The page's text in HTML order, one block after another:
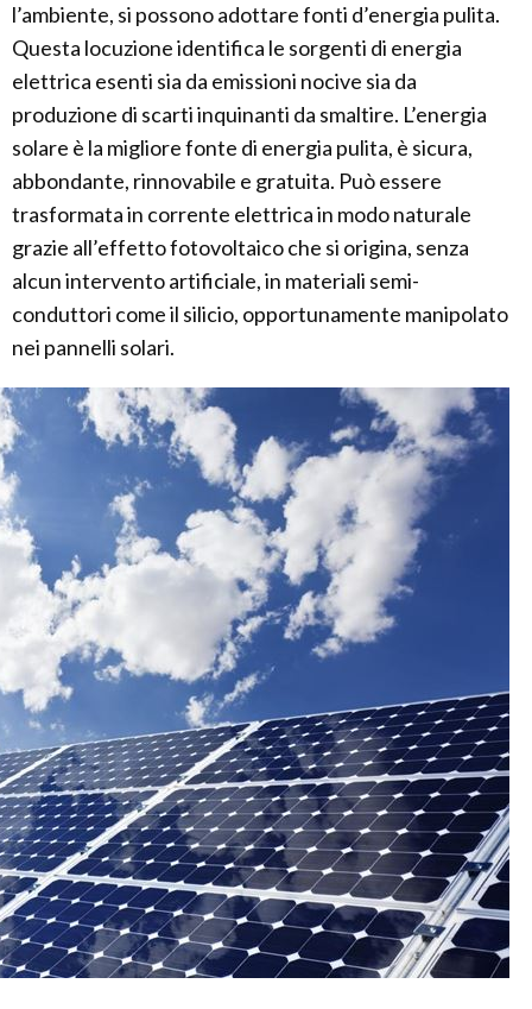
l’ambiente, si possono adottare fonti d’energia pulita.
Questa locuzione identifica le sorgenti di energia
elettrica esenti sia da emissioni nocive sia da
produzione di scarti inquinanti da smaltire. L’energia
solare è la migliore fonte di energia pulita, è sicura,
abbondante, rinnovabile e gratuita. Può essere
trasformata in corrente elettrica in modo naturale
grazie all’effetto fotovoltaico che si origina, senza
alcun intervento artificiale, in materiali semi-
conduttori come il silicio, opportunamente manipolato
nei pannelli solari.